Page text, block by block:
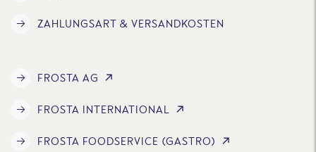
ZAHLUNGSART & VERSANDKOSTEN
FROSTA AG
FROSTA INTERNATIONAL
FROSTA FOODSERVICE (GASTRO)